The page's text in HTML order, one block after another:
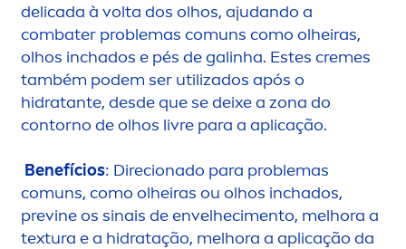
delicada à volta dos olhos, ajudando a
combater problemas comuns como olheiras,
olhos inchados e pés de galinha. Estes cremes
também podem ser utilizados após o
hidratante, desde que se deixe a zona do
contorno de olhos livre para a aplicação.
Benefícios: Direcionado para problemas
comuns, como olheiras ou olhos inchados,
previne os sinais de envelhecimento, melhora a
textura e a hidratação, melhora a aplicação da